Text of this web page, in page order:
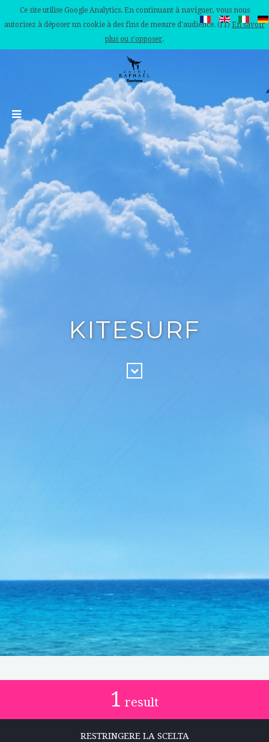
Ce site utilise Google Analytics. En continuant à naviguer, vous nous
autorisez à déposer un cookie à des fins de mesure d'audience. (IT) En savoir
plus ou s'opposer.
KITESURF
1 result
RESTRINGERE LA SCELTA